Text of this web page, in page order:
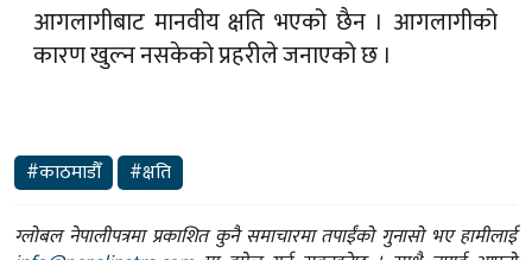
आगलागीबाट मानवीय क्षति भएको छैन । आगलागीको
कारण खुल्न नसकेको प्रहरीले जनाएको छ ।
#काठमाडौँ
#क्षति
ग्लोबल नेपालीपत्रमा प्रकाशित कुनै समाचारमा तपाईंको गुनासो भए हामीलाई